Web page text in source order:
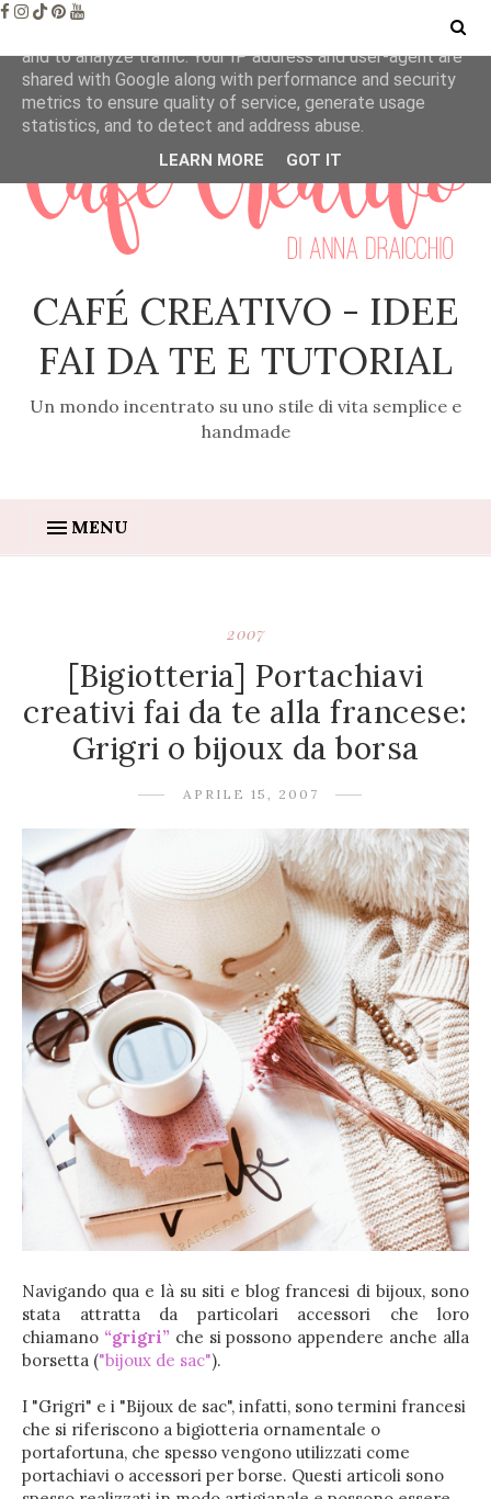
CAFÉ CREATIVO - IDEE
FAI DA TE E TUTORIAL
Un mondo incentrato su uno stile di vita semplice e
handmade
MENU
2007
[Bigiotteria] Portachiavi
creativi fai da te alla francese:
Grigri o bijoux da borsa
APRILE 15, 2007
Navigando qua e là su siti e blog francesi di bijoux, sono
stata attratta da particolari accessori che loro
chiamano “grigri” che si possono appendere anche alla
borsetta ("bijoux de sac").
I "Grigri" e i "Bijoux de sac", infatti, sono termini francesi
che si riferiscono a bigiotteria ornamentale o
portafortuna, che spesso vengono utilizzati come
portachiavi o accessori per borse. Questi articoli sono
This site uses cookies from Google to deliver its services
and to analyze traffic. Your IP address and user-agent are
shared with Google along with performance and security
metrics to ensure quality of service, generate usage
statistics, and to detect and address abuse.
LEARN MORE GOT IT